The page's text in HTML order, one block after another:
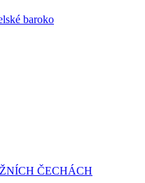
baroko
ČECHÁCH